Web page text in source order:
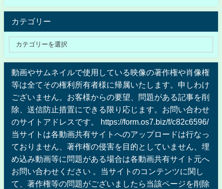
カテゴリー
動画やサムネイルで使用している映像の著作権や肖像権
等は全てその権利所有者様に帰属いたします。申しわけ
ございません。お客様からの要望、問題がある記事を削
除、送信防止措置にできる限り応じます。お問い合わせ
のサイトアドレスです。 https://form.os7.biz/f/c82c6596/
当サイトは各動画共有サイトへのアップロードは行なっ
ておりません、著作権の侵害を目的としていません、埋
め込み動画等に問題がある場合は各動画共有サイト元へ
お問い合わせください 。当サイトのコンテンツに関し
て、著作権等の問題がございましたら当該ページを削除